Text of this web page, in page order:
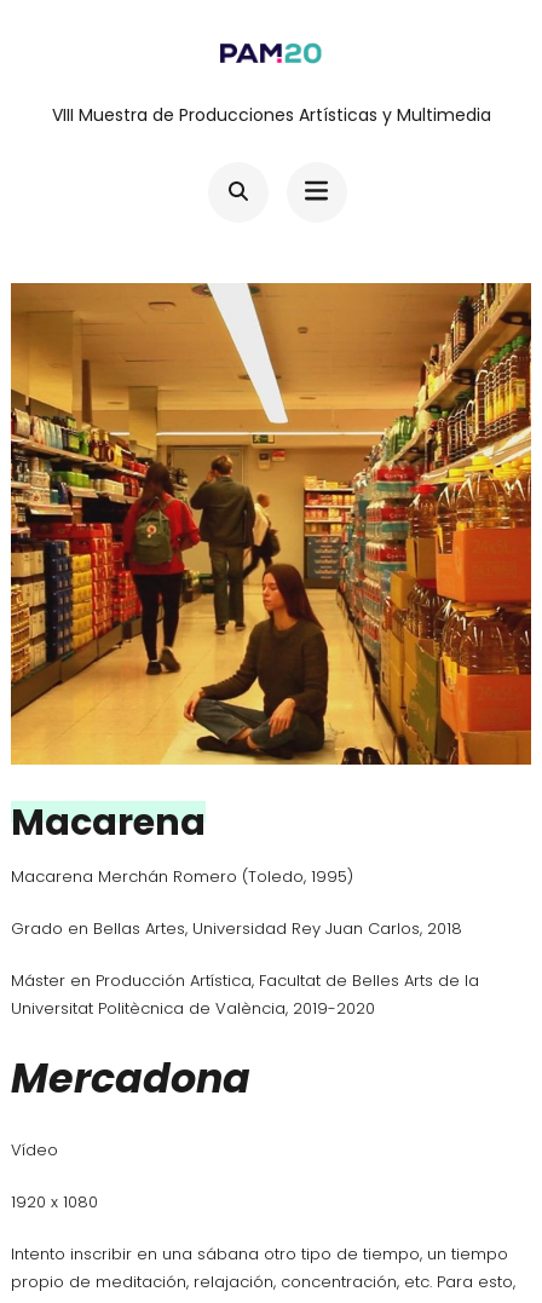
contenido
Intro)
VIII Muestra de Producciones Artísticas y Multimedia
Macarena
Macarena Merchán Romero (Toledo, 1995)
Grado en Bellas Artes, Universidad Rey Juan Carlos, 2018
Máster en Producción Artística, Facultat de Belles Arts de la
Universitat Politècnica de València, 2019-2020
Mercadona
Vídeo
1920 x 1080
Intento inscribir en una sábana otro tipo de tiempo, un tiempo
propio de meditación, relajación, concentración, etc. Para esto,